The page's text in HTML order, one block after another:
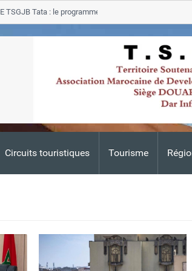
Circuits touristiques Tourisme
Tata : le programme de rehabilitation post-
zones sinistrees